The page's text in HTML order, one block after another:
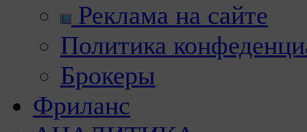
Реклама на сайте
Политика
Брокеры
Фриланс